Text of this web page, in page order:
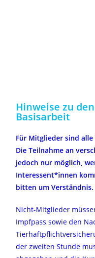
Hinweise zu
Basisarbeit
Für Mitglieder sind alle
Die Teilnahme an
jedoch nur möglich,
Interessent*innen
bitten um Verständnis.
Nicht-Mitglieder
Impfpass sowie den
der zweiten Stunde